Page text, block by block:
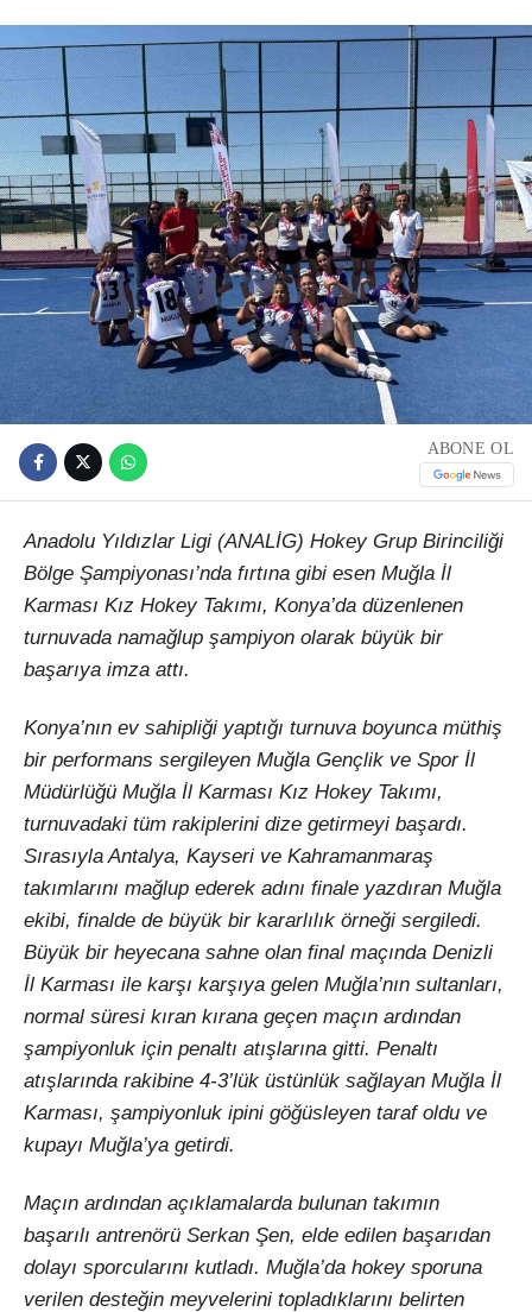
ABONE OL
Anadolu Yıldızlar Ligi (ANALİG) Hokey Grup Birinciliği
Bölge Şampiyonası’nda fırtına gibi esen Muğla İl
Karması Kız Hokey Takımı, Konya’da düzenlenen
turnuvada namağlup şampiyon olarak büyük bir
başarıya imza attı.
Konya’nın ev sahipliği yaptığı turnuva boyunca müthiş
bir performans sergileyen Muğla Gençlik ve Spor İl
Müdürlüğü Muğla İl Karması Kız Hokey Takımı,
turnuvadaki tüm rakiplerini dize getirmeyi başardı.
Sırasıyla Antalya, Kayseri ve Kahramanmaraş
takımlarını mağlup ederek adını finale yazdıran Muğla
ekibi, finalde de büyük bir kararlılık örneği sergiledi.
Büyük bir heyecana sahne olan final maçında Denizli
İl Karması ile karşı karşıya gelen Muğla’nın sultanları,
normal süresi kıran kırana geçen maçın ardından
şampiyonluk için penaltı atışlarına gitti. Penaltı
atışlarında rakibine 4-3’lük üstünlük sağlayan Muğla İl
Karması, şampiyonluk ipini göğüsleyen taraf oldu ve
kupayı Muğla’ya getirdi.
Maçın ardından açıklamalarda bulunan takımın
başarılı antrenörü Serkan Şen, elde edilen başarıdan
dolayı sporcularını kutladı. Muğla’da hokey sporuna
verilen desteğin meyvelerini topladıklarını belirten